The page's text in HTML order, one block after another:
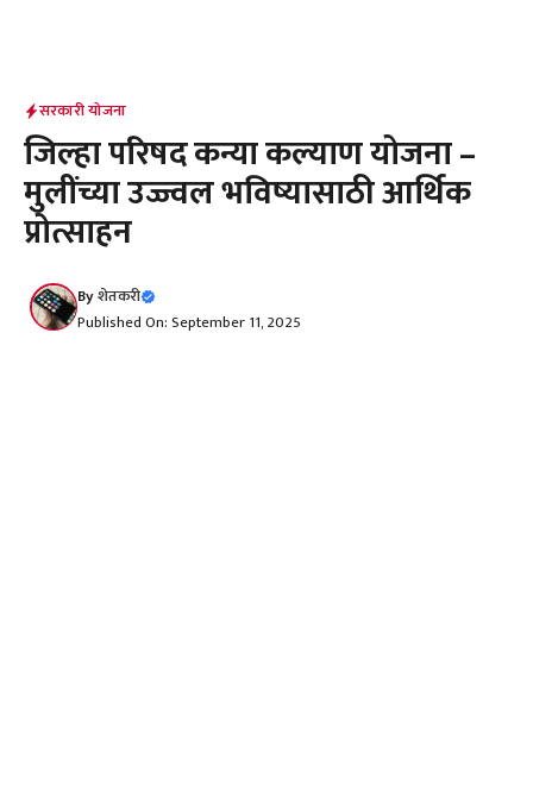
सरकारी योजना
जिल्हा परिषद कन्या कल्याण योजना –
मुलींच्या उज्ज्वल भविष्यासाठी आर्थिक
प्रोत्साहन
Byशेतकरी
Published On: September 11, 2025